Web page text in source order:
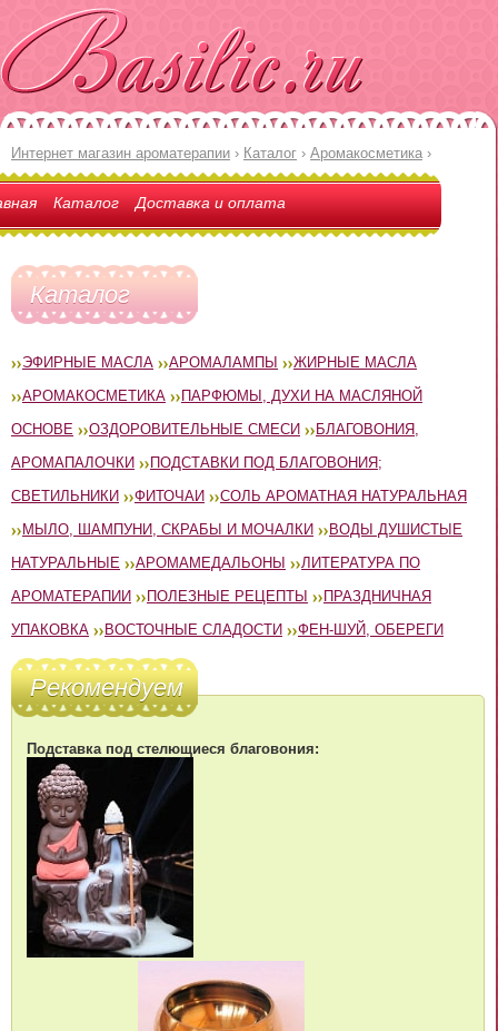
Интернет магазин ароматерапии › Каталог › Аромакосметика ›
Каталог Доставка и оплата
Каталог
ЭФИРНЫЕ МАСЛА АРОМАЛАМПЫ
ЖИРНЫЕ МАСЛА
АРОМАКОСМЕТИКА
ПАРФЮМЫ, ДУХИ НА МАСЛЯНОЙ
ОСНОВЕ
ОЗДОРОВИТЕЛЬНЫЕ СМЕСИ
БЛАГОВОНИЯ,
АРОМАПАЛОЧКИ
ПОДСТАВКИ ПОД БЛАГОВОНИЯ;
СВЕТИЛЬНИКИ
ФИТОЧАИ
СОЛЬ АРОМАТНАЯ НАТУРАЛЬНАЯ
МЫЛО, ШАМПУНИ, СКРАБЫ И МОЧАЛКИ
ВОДЫ ДУШИСТЫЕ
НАТУРАЛЬНЫЕ
АРОМАМЕДАЛЬОНЫ
ЛИТЕРАТУРА ПО
АРОМАТЕРАПИИ
ПОЛЕЗНЫЕ РЕЦЕПТЫ
ПРАЗДНИЧНАЯ
УПАКОВКА
ВОСТОЧНЫЕ СЛАДОСТИ ФЕН-ШУЙ, ОБЕРЕГИ
Рекомендуем
Подставка под стелющиеся благовония: